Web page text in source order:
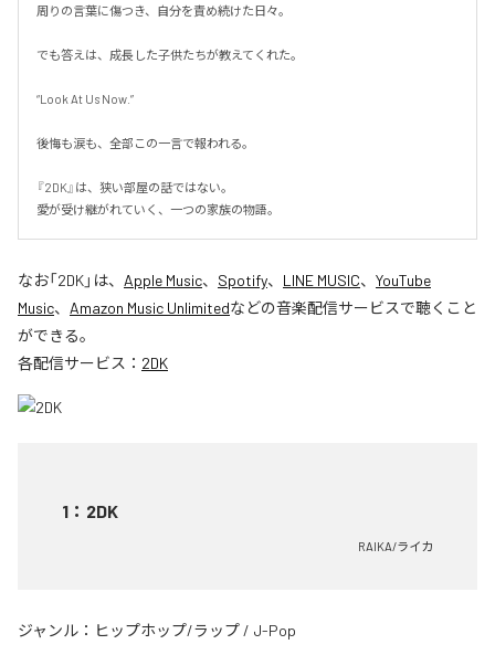
周りの言葉に傷つき、自分を責め続けた日々。
でも答えは、成長した子供たちが教えてくれた。
“Look At Us Now.”
後悔も涙も、全部この一言で報われる。
『2DK』は、狭い部屋の話ではない。
愛が受け継がれていく、一つの家族の物語。
なお「2DK」は、 Apple Music、 Spotify、 LINE MUSIC、 YouTube
Music、 Amazon Music Unlimitedなどの音楽配信サービスで聴くこと
ができる。
各配信サービス： 2DK
1 ： 2DK
RAIKA/ライカ
ジャンル： ヒップホップ/ラップ / J-Pop